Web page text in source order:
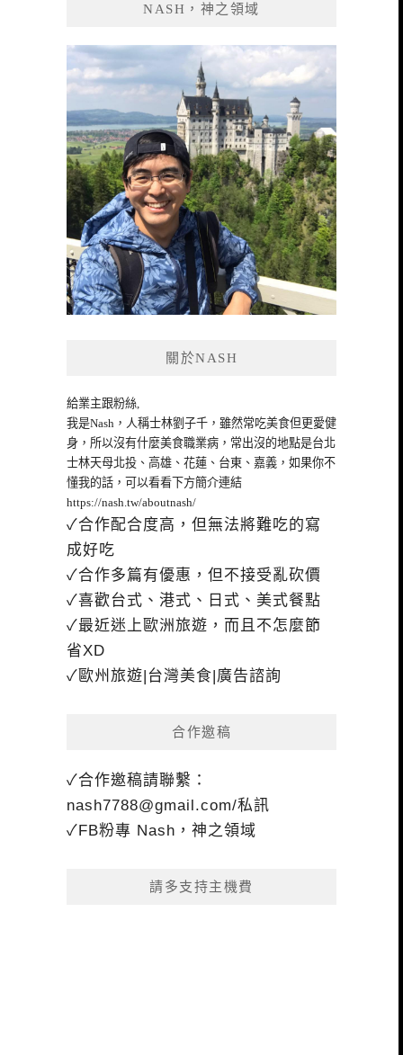
NASH，神之領域
關於NASH
給業主跟粉絲,
我是Nash，人稱士林劉子千，雖然常吃美食但更愛健
身，所以沒有什麼美食職業病，常出沒的地點是台北
士林天母北投、高雄、花蓮、台東、嘉義，如果你不
懂我的話，可以看看下方簡介連結
https://nash.tw/aboutnash/
✓合作配合度高，但無法將難吃的寫
成好吃
✓合作多篇有優惠，但不接受亂砍價
✓喜歡台式、港式、日式、美式餐點
✓最近迷上歐洲旅遊，而且不怎麼節
省XD
✓歐州旅遊|台灣美食|廣告諮詢
合作邀稿
✓合作邀稿請聯繫：
nash7788@gmail.com/私訊
✓FB粉專 Nash，神之領域
請多支持主機費